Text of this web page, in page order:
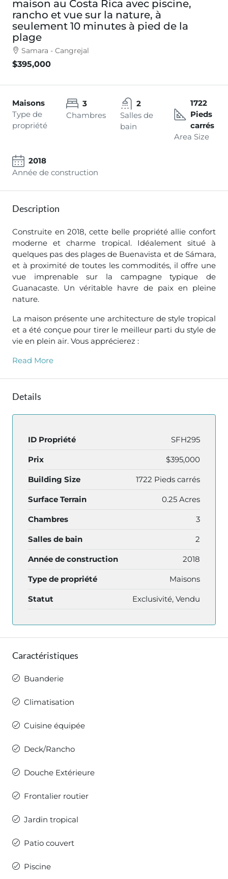
maison au Costa Rica avec piscine,
rancho et vue sur la nature, à
seulement 10 minutes à pied de la
plage
Samara - Cangrejal
$395,000
Maisons
Type de
propriété
3
Chambres
2
Salles de
bain
1722
Pieds
carrés
Area Size
2018
Année de construction
Description
Construite en 2018, cette belle propriété allie confort
moderne et charme tropical. Idéalement situé à
quelques pas des plages de Buenavista et de Sámara,
et à proximité de toutes les commodités, il offre une
vue imprenable sur la campagne typique de
Guanacaste. Un véritable havre de paix en pleine
nature.
La maison présente une architecture de style tropical
et a été conçue pour tirer le meilleur parti du style de
vie en plein air. Vous apprécierez :
Read More
Details
ID Propriété SFH295
Prix $395,000
Building Size 1722 Pieds carrés
Surface Terrain 0.25 Acres
Chambres 3
Salles de bain 2
Année de construction 2018
Type de propriété Maisons
Statut Exclusivité, Vendu
Caractéristiques
Buanderie
Climatisation
Cuisine équipée
Deck/Rancho
Douche Extérieure
Frontalier routier
Jardin tropical
Patio couvert
Piscine